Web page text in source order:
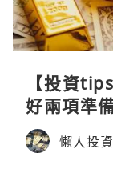
【投資
好兩項準
懶人投